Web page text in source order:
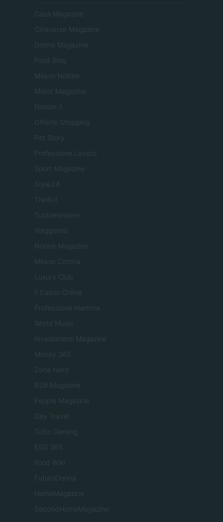
Casa Magazine
Cineverse Magazine
Donne Magazine
Food Blog
Milano Notizie
Motor Magazine
Notizie.it
Offerte Shopping
Pet Story
Professione Lavoro
Sport Magazine
Style24
Think.it
Tuobenessere
Viaggiamo
Nonne Magazine
Milano Cortina
Luxury Club
Il Calcio Online
Professione mamma
World Music
Investimenti Magazine
Money 365
Zona Nerd
B2B Magazine
People Magazine
Day Travel
Tutto Gaming
ESG 365
Food Wiki
FuturoDonna
HomeMagazine
SecondHomeMagazine